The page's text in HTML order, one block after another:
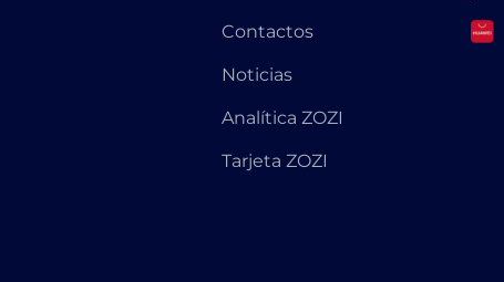
Contactos
Noticias
Analítica ZOZI
Tarjeta ZOZI